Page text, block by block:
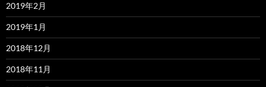
2019年2月
2019年1月
2018年12月
2018年11月